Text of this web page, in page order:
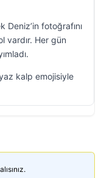
fotoğrafını
vardır. Her gün
kalp emojisiyle